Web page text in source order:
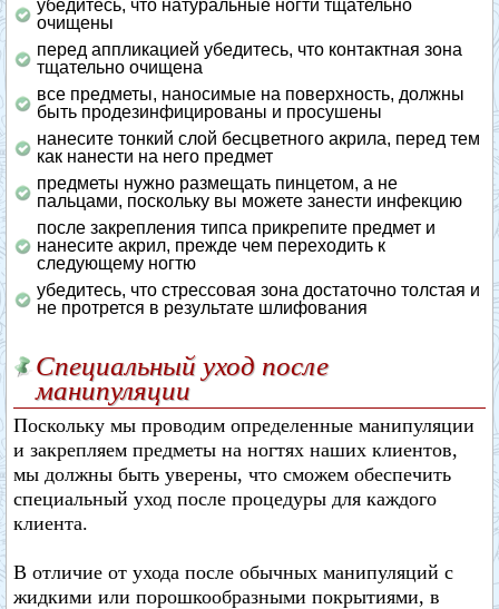
убедитесь, что натуральные ногти тщательно
очищены
перед аппликацией убедитесь, что контактная зона
тщательно очищена
все предметы, наносимые на поверхность, должны
быть продезинфицированы и просушены
нанесите тонкий слой бесцветного акрила, перед тем
как нанести на него предмет
предметы нужно размещать пинцетом, а не
пальцами, поскольку вы можете занести инфекцию
после закрепления типса прикрепите предмет и
нанесите акрил, прежде чем переходить к
следующему ногтю
убедитесь, что стрессовая зона достаточно толстая и
не протрется в результате шлифования
Специальный уход после
манипуляции
Поскольку мы проводим определенные манипуляции
и закрепляем предметы на ногтях наших клиентов,
мы должны быть уверены, что сможем обеспечить
специальный уход после процедуры для каждого
клиента.
В отличие от ухода после обычных манипуляций с
жидкими или порошкообразными покрытиями, в